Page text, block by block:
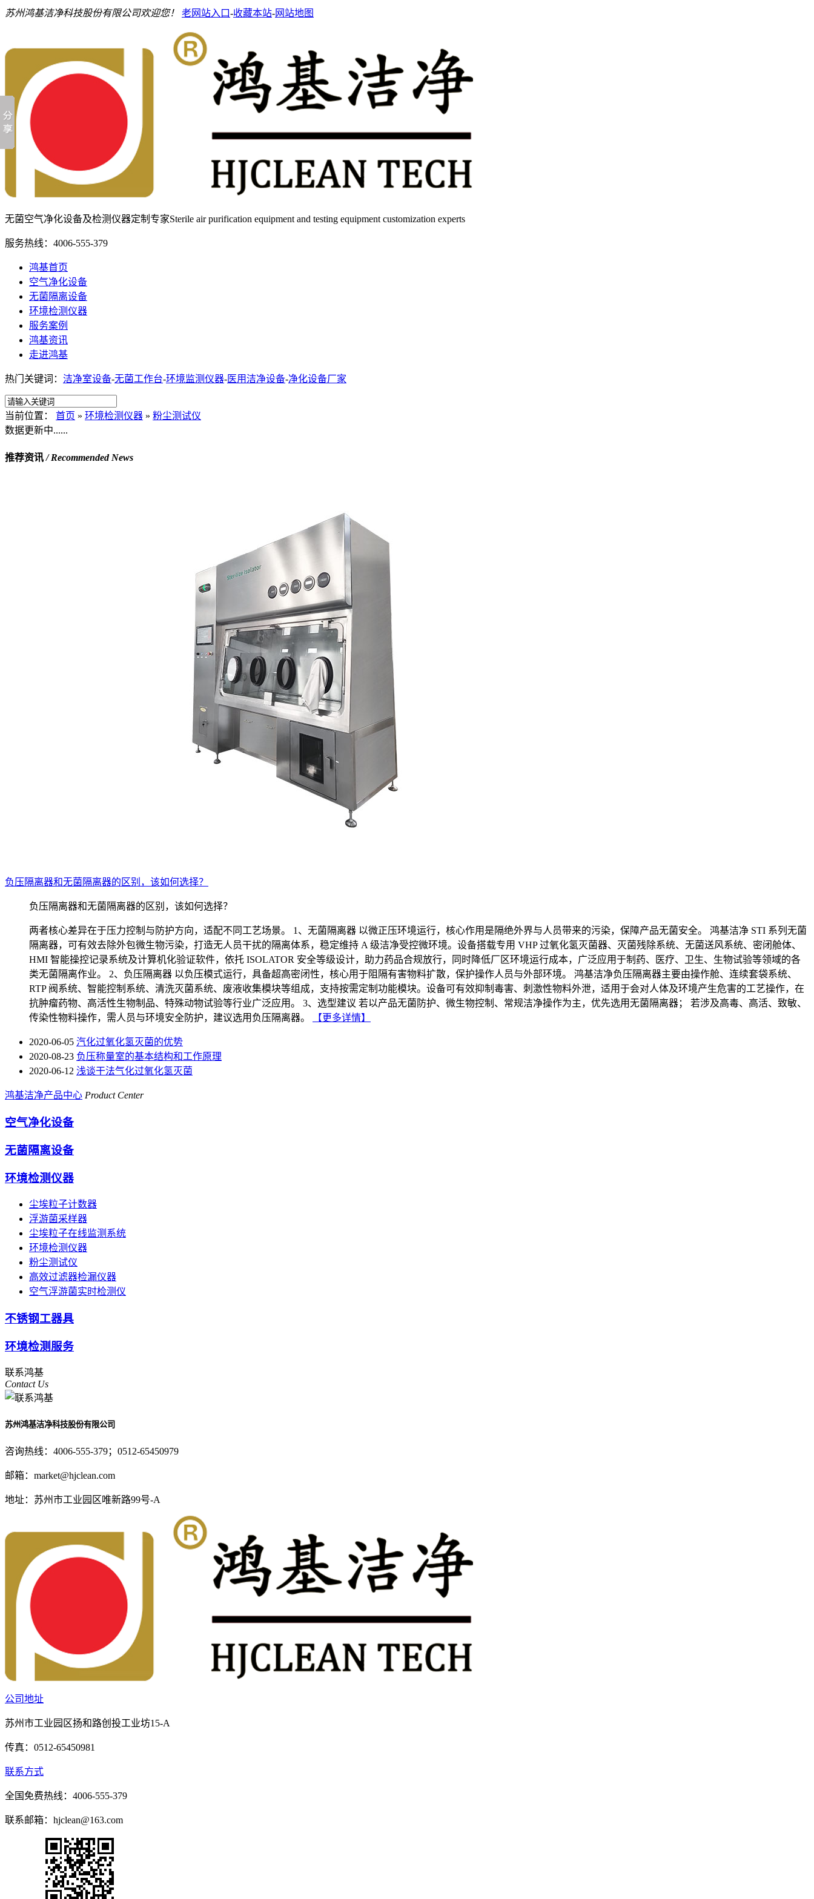
苏州鸿基洁净科技股份有限公司欢迎您！ 老网站入口-收藏本站-网站地图
无菌空气净化设备及检测仪器定制专家Sterile air purification equipment and testing equipment customization experts
服务热线： 4006-555-379
鸿基首页
空气净化设备
无菌隔离设备
环境检测仪器
服务案例
鸿基资讯
走进鸿基
热门关键词： 洁净室设备-无菌工作台-环境监测仪器-医用洁净设备-净化设备厂家
当前位置： 首页 » 环境检测仪器 » 粉尘测试仪
数据更新中......
推荐资讯/ Recommended News
负压隔离器和无菌隔离器的区别，该如何选择？
负压隔离器和无菌隔离器的区别，该如何选择？
两者核心差异在于压力控制与防护方向，适配不同工艺场景。 1、无菌隔离器 以微正压环境运行，核心作用是隔绝外界与人员带来的污染，保障产品无菌安全。 鸿基洁净 STI 系列无菌
隔离器，可有效去除外包微生物污染，打造无人员干扰的隔离体系，稳定维持 A 级洁净受控微环境。设备搭载专用 VHP 过氧化氢灭菌器、灭菌残除系统、无菌送风系统、密闭舱体、
HMI 智能操控记录系统及计算机化验证软件，依托 ISOLATOR 安全等级设计，助力药品合规放行，同时降低厂区环境运行成本，广泛应用于制药、医疗、卫生、生物试验等领域的各
类无菌隔离作业。 2、负压隔离器 以负压模式运行，具备超高密闭性，核心用于阻隔有害物料扩散，保护操作人员与外部环境。 鸿基洁净负压隔离器主要由操作舱、连续套袋系统、
RTP 阀系统、智能控制系统、清洗灭菌系统、废液收集模块等组成，支持按需定制功能模块。设备可有效抑制毒害、刺激性物料外泄，适用于会对人体及环境产生危害的工艺操作，在
抗肿瘤药物、高活性生物制品、特殊动物试验等行业广泛应用。 3、选型建议 若以产品无菌防护、微生物控制、常规洁净操作为主，优先选用无菌隔离器； 若涉及高毒、高活、致敏、
传染性物料操作，需人员与环境安全防护，建议选用负压隔离器。
【更多详情】
2020-06-05 汽化过氧化氢灭菌的优势
2020-08-23 负压称量室的基本结构和工作原理
2020-06-12 浅谈干法气化过氧化氢灭菌
鸿基洁净产品中心 Product Center
空气净化设备
无菌隔离设备
环境检测仪器
尘埃粒子计数器
浮游菌采样器
尘埃粒子在线监测系统
环境检测仪器
粉尘测试仪
高效过滤器检漏仪器
空气浮游菌实时检测仪
不锈钢工器具
环境检测服务
联系鸿基
Contact Us
苏州鸿基洁净科技股份有限公司
咨询热线： 4006-555-379；0512-65450979
邮箱： market@hjclean.com
地址： 苏州市工业园区唯新路99号-A
公司地址
苏州市工业园区扬和路创投工业坊15-A
传真：0512-65450981
联系方式
全国免费热线：4006-555-379
联系邮箱：hjclean@163.com